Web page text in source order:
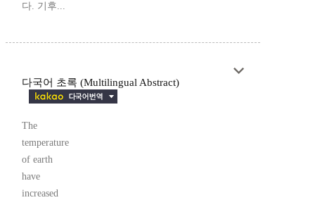
다. 기후...
다국어 초록 (Multilingual Abstract)
The
temperature
of earth
have
increased